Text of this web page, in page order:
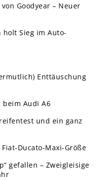
Goodyear – Neuer
Sieg im Auto-
Enttäuschung
beim Audi A6
und ein ganz
Ducato-Maxi-Größe
gefallen – Zweigleisige